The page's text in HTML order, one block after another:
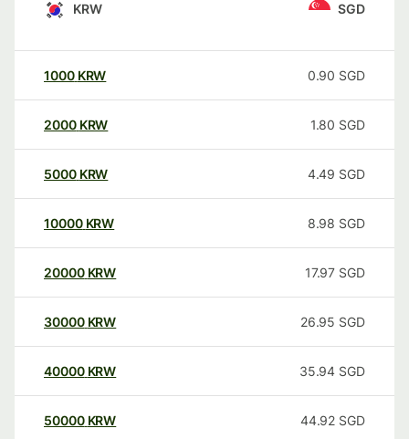
KRW SGD
1000 KRW 0.90 SGD
2000 KRW 1.80 SGD
5000 KRW 4.49 SGD
10000 KRW 8.98 SGD
20000 KRW 17.97 SGD
30000 KRW 26.95 SGD
40000 KRW 35.94 SGD
50000 KRW 44.92 SGD